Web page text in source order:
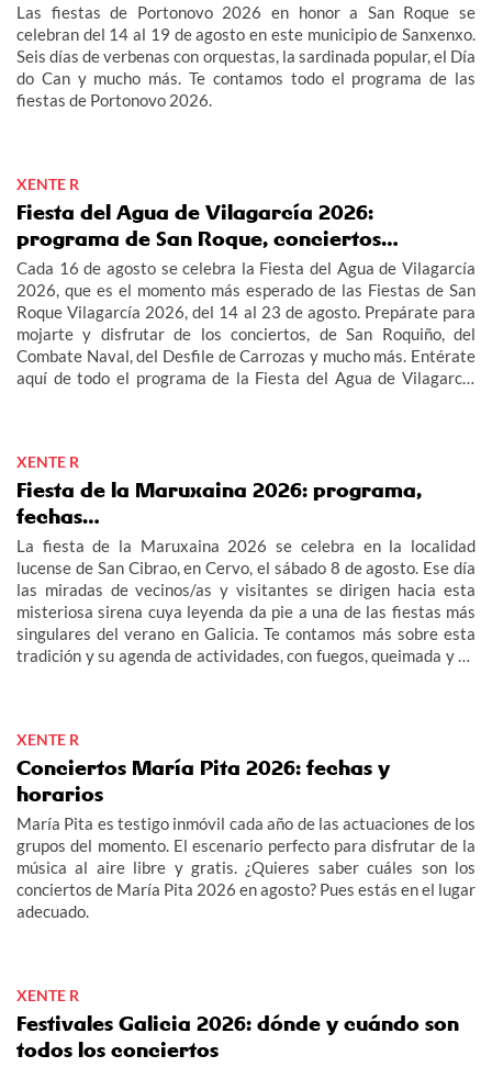
Las fiestas de Portonovo 2026 en honor a San Roque se
celebran del 14 al 19 de agosto en este municipio de Sanxenxo.
Seis días de verbenas con orquestas, la sardinada popular, el Día
do Can y mucho más. Te contamos todo el programa de las
fiestas de Portonovo 2026.
XENTE R
Fiesta del Agua de Vilagarcía 2026:
programa de San Roque, conciertos…
Cada 16 de agosto se celebra la Fiesta del Agua de Vilagarcía
2026, que es el momento más esperado de las Fiestas de San
Roque Vilagarcía 2026, del 14 al 23 de agosto. Prepárate para
mojarte y disfrutar de los conciertos, de San Roquiño, del
Combate Naval, del Desfile de Carrozas y mucho más. Entérate
aquí de todo el programa de la Fiesta del Agua de Vilagarcía
XENTE R
Fiesta de la Maruxaina 2026: programa,
fechas…
La fiesta de la Maruxaina 2026 se celebra en la localidad
lucense de San Cibrao, en Cervo, el sábado 8 de agosto. Ese día
las miradas de vecinos/as y visitantes se dirigen hacia esta
misteriosa sirena cuya leyenda da pie a una de las fiestas más
singulares del verano en Galicia. Te contamos más sobre esta
tradición y su agenda de actividades, con fuegos, queimada y un
XENTE R
Conciertos María Pita 2026: fechas y
horarios
María Pita es testigo inmóvil cada año de las actuaciones de los
grupos del momento. El escenario perfecto para disfrutar de la
música al aire libre y gratis. ¿Quieres saber cuáles son los
conciertos de María Pita 2026 en agosto? Pues estás en el lugar
adecuado.
XENTE R
Festivales Galicia 2026: dónde y cuándo son
todos los conciertos